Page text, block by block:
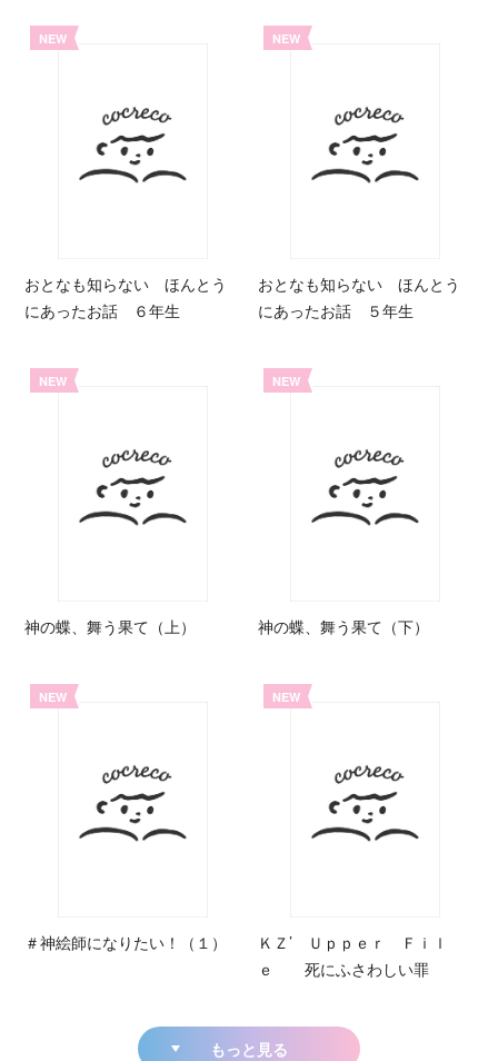
NEW
おとなも知らない ほんとう
にあったお話 ６年生
NEW
おとなも知らない ほんとう
にあったお話 ５年生
NEW
神の蝶、舞う果て（上）
NEW
神の蝶、舞う果て（下）
NEW
＃神絵師になりたい！（１）
NEW
ＫＺ’ Ｕｐｐｅｒ Ｆｉｌ
ｅ 死にふさわしい罪
もっと見る